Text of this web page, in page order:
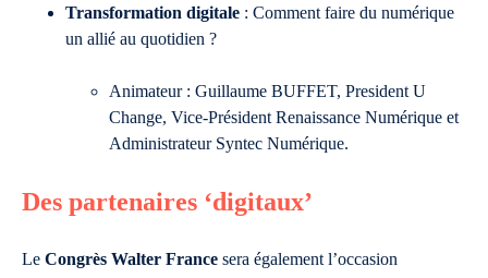
Transformation digitale : Comment faire du numérique
un allié au quotidien ?
Animateur : Guillaume BUFFET, President U
Change, Vice-Président Renaissance Numérique et
Administrateur Syntec Numérique.
Des partenaires ‘digitaux’
Le Congrès Walter France sera également l’occasion